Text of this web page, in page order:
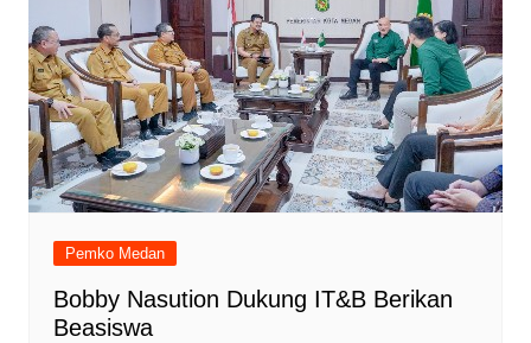
Pemko Medan
Bobby Nasution Dukung IT&B Berikan
Beasiswa